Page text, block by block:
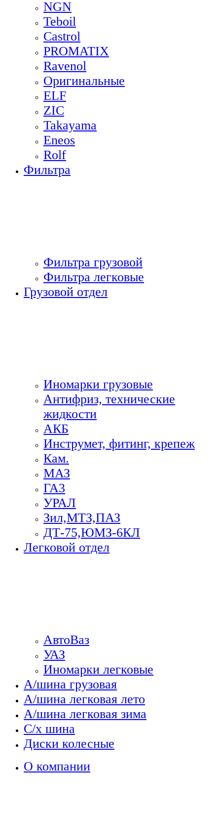
NGN
Teboil
Castrol
PROMATIX
Ravenol
Оригинальные
ELF
ZIC
Takayama
Eneos
Rolf
Фильтра
Фильтра грузовой
Фильтра легковые
Грузовой отдел
Иномарки грузовые
Антифриз, технические
жидкости
АКБ
Инструмет, фитинг, крепеж
Кам.
МАЗ
ГА3
УРАЛ
Зил,МТЗ,ПАЗ
ДТ-75,ЮМЗ-6КЛ
Легковой отдел
АвтоВаз
УАЗ
Иномарки легковые
А/шина грузовая
А/шина легковая лето
А/шина легковая зима
С/х шина
Диски колесные
О компании